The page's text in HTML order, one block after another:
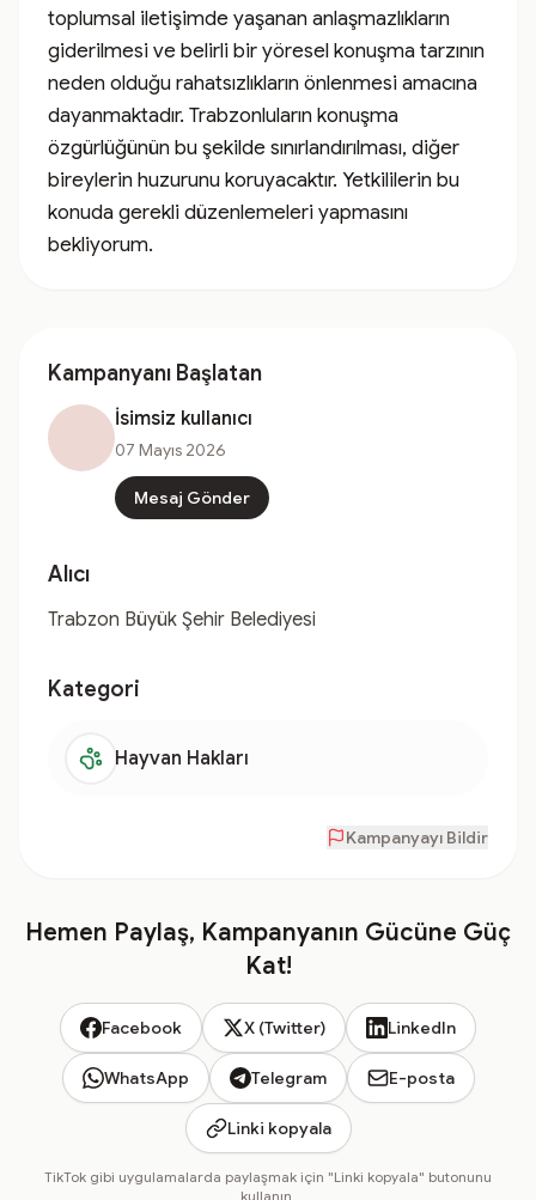
toplumsal iletişimde yaşanan anlaşmazlıkların
giderilmesi ve belirli bir yöresel konuşma tarzının
neden olduğu rahatsızlıkların önlenmesi amacına
dayanmaktadır. Trabzonluların konuşma
özgürlüğünün bu şekilde sınırlandırılması, diğer
bireylerin huzurunu koruyacaktır. Yetkililerin bu
konuda gerekli düzenlemeleri yapmasını
bekliyorum.
Kampanyanı Başlatan
İsimsiz kullanıcı
07 Mayıs 2026
Mesaj Gönder
Alıcı
Trabzon Büyük Şehir Belediyesi
Kategori
Hayvan Hakları
Kampanyayı Bildir
Hemen Paylaş, Kampanyanın Gücüne Güç
Kat!
Facebook X (Twitter) LinkedIn
WhatsApp Telegram E-posta
Linki kopyala
TikTok gibi uygulamalarda paylaşmak için "Linki kopyala" butonunu
kullanın.